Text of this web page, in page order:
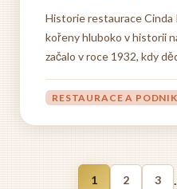
Historie restaurace Cinda
kořeny hluboko v historii
začalo v roce 1932, kdy
náměstí. Představte si tu
RESTAURACE A
1 2 3